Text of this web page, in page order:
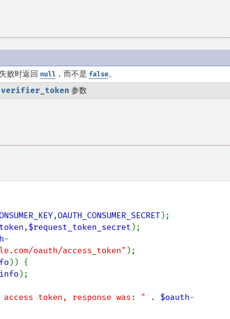
败时返回 null ，而不是 false。
verifier_token 参数
,OAUTH_CONSUMER_SECRET);
,$request_token_secret );
-
oauth/access_token" );
)) {
);
token, response was: " . $oauth-